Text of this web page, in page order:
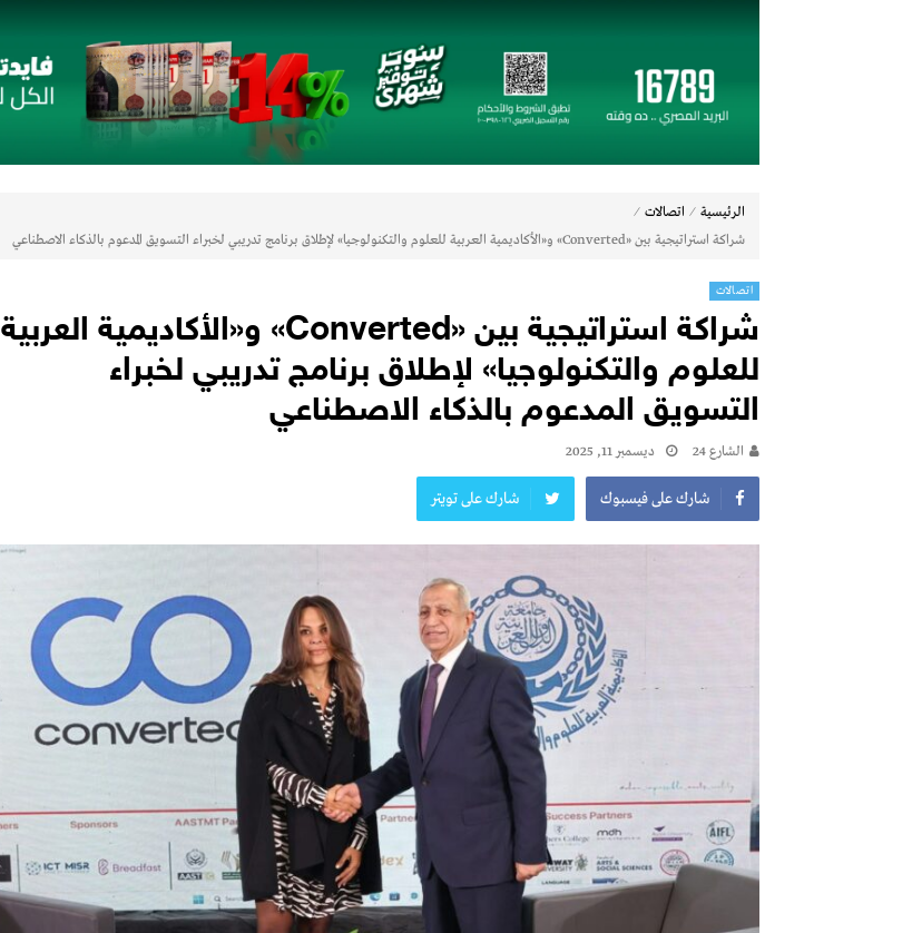
إي اف چي فاينانس تستعرض خطط نمو «بلد» لتعزيز حضورها في سوق تحويلات المصريين بالخارج
مجموعة عز العرب السويدي للاستثمارات توقّع شراكة استراتيجية مع أومودا وجايكو باستثمار 5 مليار جنيه لدعم قطاع السيارات في مصر
تعيين “تيمور إسماعيل” مديراً عاماً لعلامتى ( BAIC & ZEEKR ) بمجموعة EIM للسيارات
الرئيسية ⁄ اتصالات ⁄
شراكة استراتيجية بين «Converted» و«الأكاديمية العربية للعلوم والتكنولوجيا» لإطلاق برنامج تدريبي لخبراء التسويق المدعوم بالذكاء الاصطناعي
اتصالات
شراكة استراتيجية بين «Converted» و«الأكاديمية العربية
للعلوم والتكنولوجيا» لإطلاق برنامج تدريبي لخبراء
التسويق المدعوم بالذكاء الاصطناعي
الشارع 24 ديسمبر 11, 2025
شارك على فيسبوك شارك على تويتر